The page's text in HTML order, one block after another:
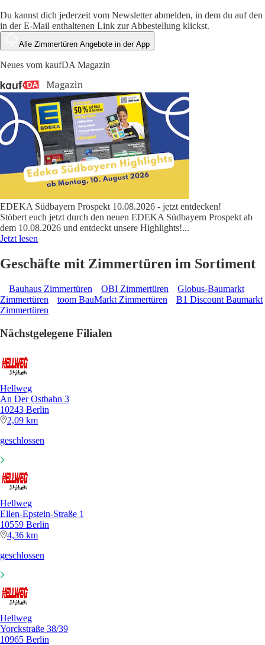
Du kannst dich jederzeit vom Newsletter abmelden, in dem du auf den
in der E-Mail enthaltenen Link zur Abbestellung klickst.
Alle Zimmertüren Angebote in der App
Neues vom kaufDA Magazin
EDEKA Südbayern Prospekt 10.08.2026 - jetzt entdecken!
Stöbert euch jetzt durch den neuen EDEKA Südbayern Prospekt ab
dem 10.08.2026 und entdeckt unsere Highlights!...
Jetzt lesen
Geschäfte mit Zimmertüren im Sortiment
Bauhaus Zimmertüren OBI Zimmertüren
Globus-Baumarkt
Zimmertüren
toom BauMarkt Zimmertüren
B1 Discount Baumarkt
Zimmertüren
Nächstgelegene Filialen
Hellweg
An Der Ostbahn 3
10243 Berlin
2,09 km
geschlossen
Hellweg
Ellen-Epstein-Straße 1
10559 Berlin
4,36 km
geschlossen
Hellweg
Yorckstraße 38/39
10965 Berlin